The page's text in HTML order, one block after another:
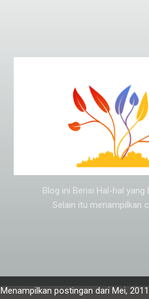
Blog ini Berisi Hal-hal yang
Selain itu menampilkan
Menampilkan postingan dari Mei, 2011